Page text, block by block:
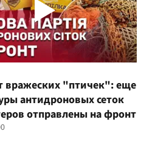
вражеских "птичек": еще
антидроновых сеток
отправлены на фронт